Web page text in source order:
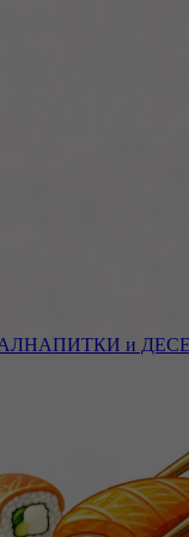
НАПИТКИ и